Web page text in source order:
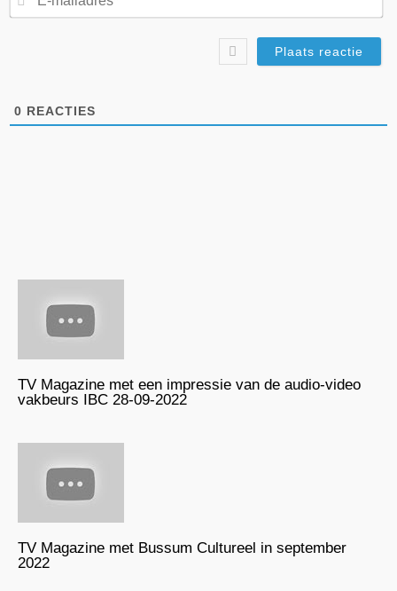
0 REACTIES
TV Magazine met een impressie van de audio-video
vakbeurs IBC 28-09-2022
TV Magazine met Bussum Cultureel in september
2022